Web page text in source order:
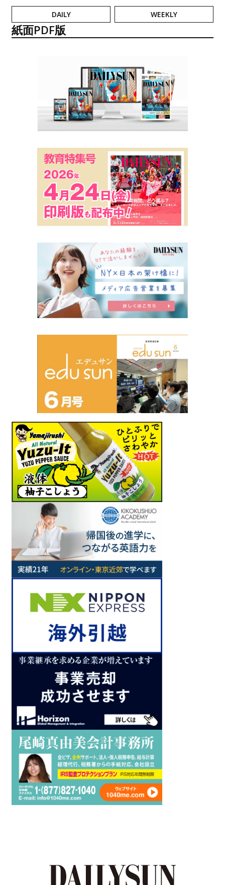
DAILY WEEKLY
紙面PDF版